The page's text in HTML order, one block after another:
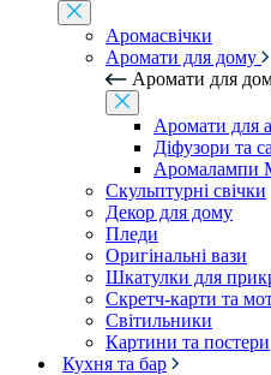
Аромасвічки
Аромати для дому
Аромати для
Аромати для
Діфузори та
Аромалампи
Скульптурні свічки
Декор для дому
Пледи
Оригінальні вази
Шкатулки для
Скретч-карти та
Світильники
Картини та постери
Кухня та бар